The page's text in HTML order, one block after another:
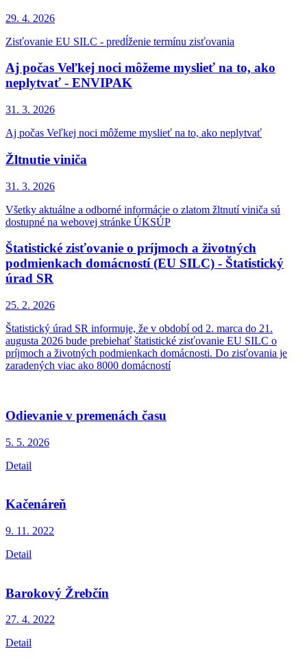
29. 4. 2026
Zisťovanie EU SILC - predĺženie termínu zisťovania
Aj počas Veľkej noci môžeme myslieť na to, ako
neplytvať - ENVIPAK
31. 3. 2026
Aj počas Veľkej noci môžeme myslieť na to, ako neplytvať
Žltnutie viniča
31. 3. 2026
Všetky aktuálne a odborné informácie o zlatom žltnutí viniča sú
dostupné na webovej stránke ÚKSÚP
Štatistické zisťovanie o príjmoch a životných
podmienkach domácností (EU SILC) - Štatistický
úrad SR
25. 2. 2026
Štatistický úrad SR informuje, že v období od 2. marca do 21.
augusta 2026 bude prebiehať štatistické zisťovanie EU SILC o
príjmoch a životných podmienkach domácnosti. Do zisťovania je
zaradených viac ako 8000 domácností
Odievanie v premenách času
5. 5. 2026
Detail
Kačenáreň
9. 11. 2022
Detail
Barokový Žrebčín
27. 4. 2022
Detail